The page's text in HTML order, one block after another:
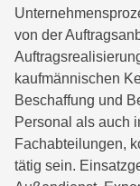
von der
kaufmännischen
Beschaffung und
Personal als auch
Fachabteilungen,
tätig sein.